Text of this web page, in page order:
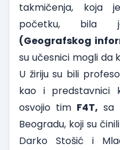
takmičenja, koja
početku,
(Geografskog
su učesnici mogli da
U žiriju su bili
kao i predstavnici
osvojio tim F4T, sa
Beogradu, koji su
Darko Stošić i